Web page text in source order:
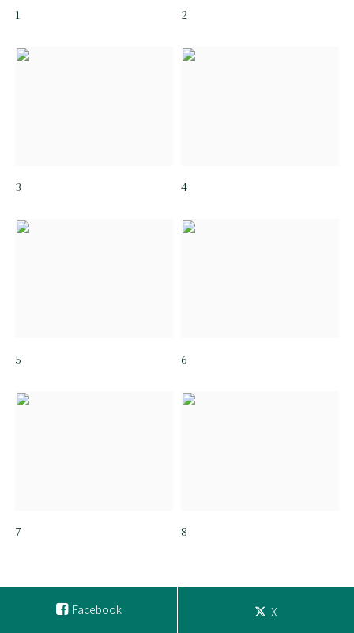
1 2
3 4
5 6
7 8
Facebook X